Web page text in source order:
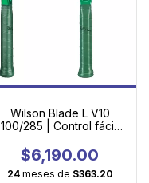
Wilson Blade L V10
100/285 | Control fácil,
confianza en cada
golpe
$6,190.00
24 meses de $363.20